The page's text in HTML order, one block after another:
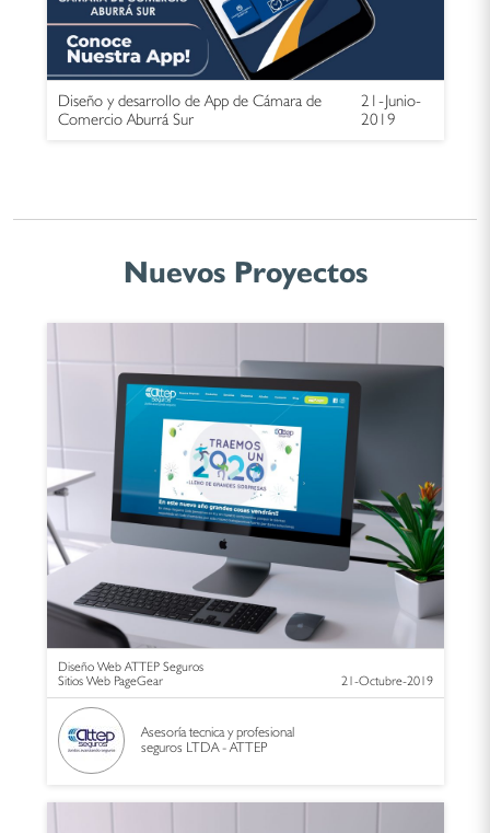
Diseño y desarrollo de App de Cámara de
Comercio Aburrá Sur
21-Junio-
2019
Nuevos Proyectos
Diseño Web ATTEP Seguros
Sitios Web PageGear
21-Octubre-2019
Asesoría tecnica y profesional
seguros LTDA - ATTEP